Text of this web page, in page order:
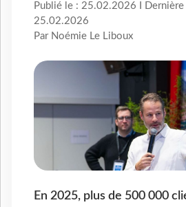
Publié le : 25.02.2026 I
25.02.2026
Par Noémie Le Liboux
En 2025, plus de 500 000